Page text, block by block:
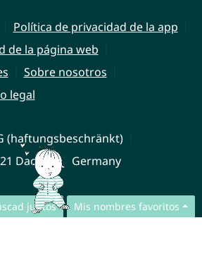
juntos Mis nombres favoritos
Política de privacidad de la app
de la página web
Sobre nosotros
legal
(haftungsbeschränkt)
Dachau Germany